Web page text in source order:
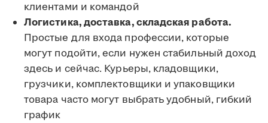
клиентами и командой
Логистика, доставка, складская работа.
Простые для входа профессии, которые
могут подойти, если нужен стабильный доход
здесь и сейчас. Курьеры, кладовщики,
грузчики, комплектовщики и упаковщики
товара часто могут выбрать удобный, гибкий
график